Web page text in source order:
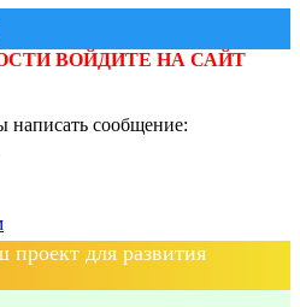
ВОЙДИТЕ НА САЙТ
написать сообщение:
проект для развития